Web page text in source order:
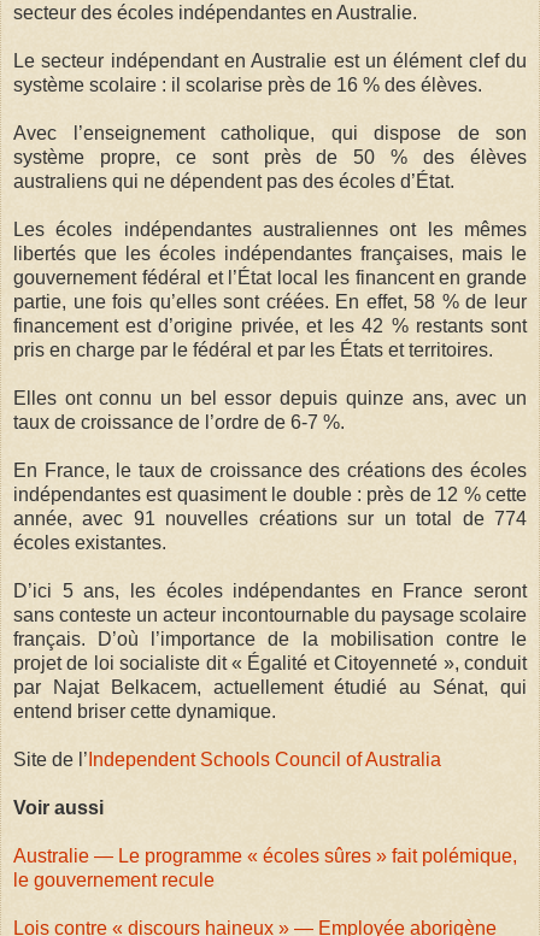
secteur des écoles indépendantes en Australie.
Le secteur indépendant en Australie est un élément clef du
système scolaire : il scolarise près de 16 % des élèves.
Avec l’enseignement catholique, qui dispose de son
système propre, ce sont près de 50 % des élèves
australiens qui ne dépendent pas des écoles d’État.
Les écoles indépendantes australiennes ont les mêmes
libertés que les écoles indépendantes françaises, mais le
gouvernement fédéral et l’État local les financent en grande
partie, une fois qu’elles sont créées. En effet, 58 % de leur
financement est d’origine privée, et les 42 % restants sont
pris en charge par le fédéral et par les États et territoires.
Elles ont connu un bel essor depuis quinze ans, avec un
taux de croissance de l’ordre de 6-7 %.
En France, le taux de croissance des créations des écoles
indépendantes est quasiment le double : près de 12 % cette
année, avec 91 nouvelles créations sur un total de 774
écoles existantes.
D’ici 5 ans, les écoles indépendantes en France seront
sans conteste un acteur incontournable du paysage scolaire
français. D’où l’importance de la mobilisation contre le
projet de loi socialiste dit « Égalité et Citoyenneté », conduit
par Najat Belkacem, actuellement étudié au Sénat, qui
entend briser cette dynamique.
Site de l’ Independent Schools Council of Australia
Voir aussi
Australie — Le programme « écoles sûres » fait polémique,
le gouvernement recule
Lois contre « discours haineux » — Employée aborigène